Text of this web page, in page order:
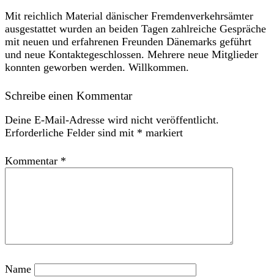
Mit reichlich Material dänischer Fremdenverkehrsämter
ausgestattet wurden an beiden Tagen zahlreiche Gespräche
mit neuen und erfahrenen Freunden Dänemarks geführt
und neue Kontaktegeschlossen. Mehrere neue Mitglieder
konnten geworben werden. Willkommen.
Schreibe einen Kommentar
Deine E-Mail-Adresse wird nicht veröffentlicht.
Erforderliche Felder sind mit * markiert
Kommentar *
Name